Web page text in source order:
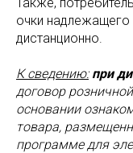
очки надлежащего
дистанционно.
К сведению: при
договор
основании
товара,
программе для